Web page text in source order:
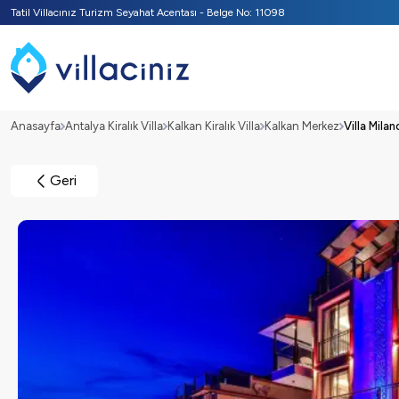
Tatil Villacınız Turizm Seyahat Acentası - Belge No: 11098
Anasayfa Antalya Kiralık Villa Kalkan Kiralık Villa Kalkan Merkez Villa
Geri